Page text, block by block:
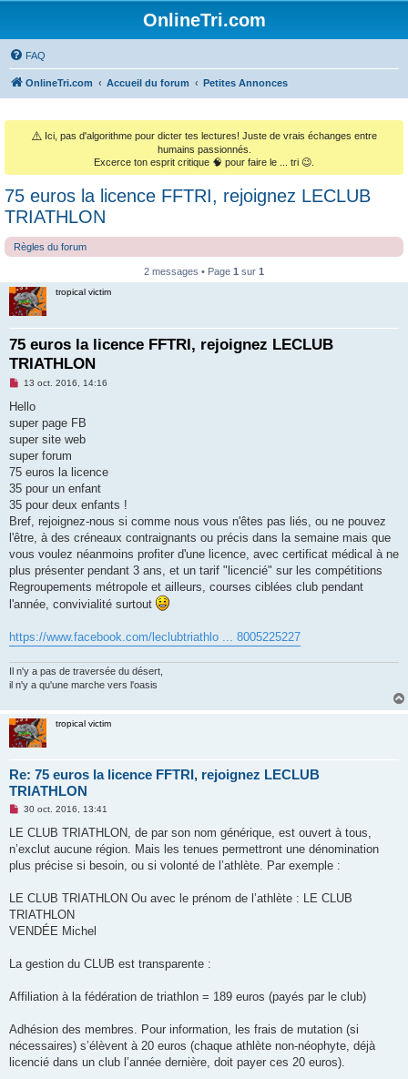
OnlineTri.com
FAQ
OnlineTri.com Accueil du forum Petites Annonces
⚠️ Ici, pas d'algorithme pour dicter tes lectures! Juste de vrais échanges entre
humains passionnés.
Excerce ton esprit critique 🧠 pour faire le ... tri 😉.
75 euros la licence FFTRI, rejoignez LECLUB
TRIATHLON
Règles du forum
2 messages • Page 1 sur 1
tropical victim
75 euros la licence FFTRI, rejoignez LECLUB
TRIATHLON
M
s
a
g
e
n
o
l
u
13 oct. 2016, 14:16
Hello
super page FB
super site web
super forum
75 euros la licence
35 pour un enfant
35 pour deux enfants !
Bref, rejoignez-nous si comme nous vous n'êtes pas liés, ou ne pouvez
l'être, à des créneaux contraignants ou précis dans la semaine mais que
vous voulez néanmoins profiter d'une licence, avec certificat médical à ne
plus présenter pendant 3 ans, et un tarif "licencié" sur les compétitions
Regroupements métropole et ailleurs, courses ciblées club pendant
l'année, convivialité surtout
https://www.facebook.com/leclubtriathlo ... 8005225227
Il n'y a pas de traversée du désert,
il n'y a qu'une marche vers l'oasis
tropical victim
Re: 75 euros la licence FFTRI, rejoignez LECLUB
TRIATHLON
M
s
a
g
o
l
u
30 oct. 2016, 13:41
LE CLUB TRIATHLON, de par son nom générique, est ouvert à tous,
n’exclut aucune région. Mais les tenues permettront une dénomination
plus précise si besoin, ou si volonté de l’athlète. Par exemple :
LE CLUB TRIATHLON Ou avec le prénom de l’athlète : LE CLUB
TRIATHLON
VENDÉE Michel
La gestion du CLUB est transparente :
Affiliation à la fédération de triathlon = 189 euros (payés par le club)
Adhésion des membres. Pour information, les frais de mutation (si
nécessaires) s’élèvent à 20 euros (chaque athlète non-néophyte, déjà
licencié dans un club l’année dernière, doit payer ces 20 euros).